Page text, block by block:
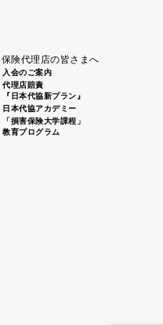
保険代理店の皆さまへ
入会のご案内
代理店賠責
『日本代協新プラン』
日本代協アカデミー
「損害保険大学課程」
教育プログラム